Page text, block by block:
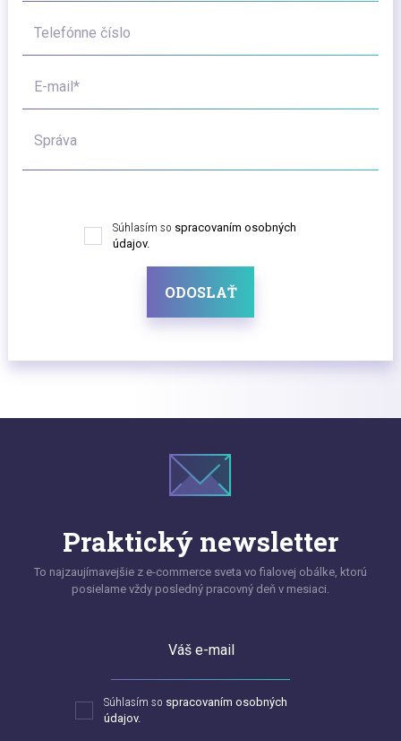
Telefónne číslo
E-mail*
Správa
Súhlasím so spracovaním osobných
údajov.
ODOSLAŤ
Praktický newsletter
To najzaujímavejšie z e-commerce sveta vo fialovej obálke, ktorú
posielame vždy posledný pracovný deň v mesiaci.
Váš e-mail
Súhlasím so spracovaním osobných
údajov.